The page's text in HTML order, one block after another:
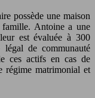
possède une maison
famille. Antoine a une
est évaluée à 300
de communauté
ces actifs en cas de
régime matrimonial et